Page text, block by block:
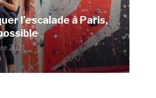
l’escalade à Paris,
2021